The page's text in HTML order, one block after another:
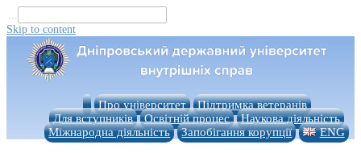
...
Skip to content
Про університет
Підтримка ветеранів
Для вступників
Освітній процес
Наукова діяльність
Міжнародна діяльність
Запобігання корупції ENG